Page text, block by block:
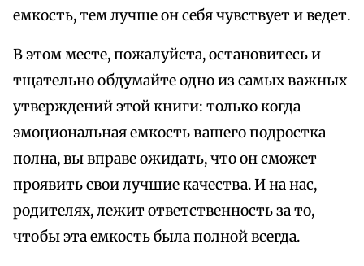
емкость, тем лучше он себя чувствует и ведет.
В этом месте, пожалуйста, остановитесь и
тщательно обдумайте одно из самых важных
утверждений этой книги: только когда
эмоциональная емкость вашего подростка
полна, вы вправе ожидать, что он сможет
проявить свои лучшие качества. И на нас,
родителях, лежит ответственность за то,
чтобы эта емкость была полной всегда.